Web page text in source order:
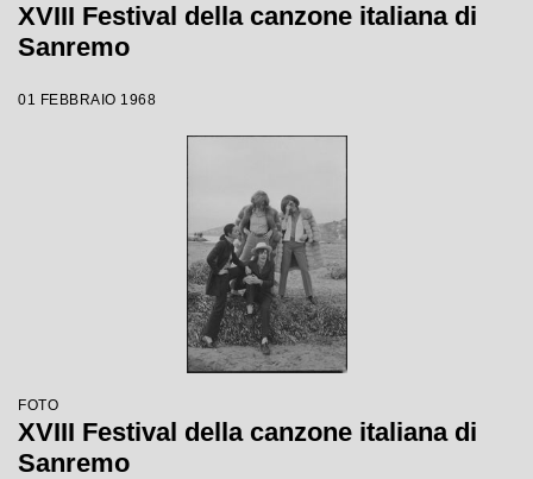
XVIII Festival della canzone italiana di
Sanremo
01 FEBBRAIO 1968
FOTO
XVIII Festival della canzone italiana di
Sanremo